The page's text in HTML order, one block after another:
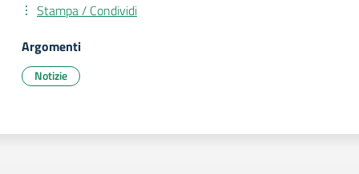
Stampa / Condividi
Argomenti
Notizie